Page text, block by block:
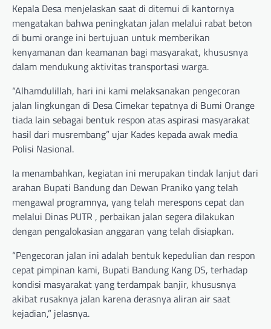
Kepala Desa menjelaskan saat di ditemui di kantornya
mengatakan bahwa peningkatan jalan melalui rabat beton
di bumi orange ini bertujuan untuk memberikan
kenyamanan dan keamanan bagi masyarakat, khususnya
dalam mendukung aktivitas transportasi warga.
“Alhamdulillah, hari ini kami melaksanakan pengecoran
jalan lingkungan di Desa Cimekar tepatnya di Bumi Orange
tiada lain sebagai bentuk respon atas aspirasi masyarakat
hasil dari musrembang” ujar Kades kepada awak media
Polisi Nasional.
Ia menambahkan, kegiatan ini merupakan tindak lanjut dari
arahan Bupati Bandung dan Dewan Praniko yang telah
mengawal programnya, yang telah merespons cepat dan
melalui Dinas PUTR , perbaikan jalan segera dilakukan
dengan pengalokasian anggaran yang telah disiapkan.
“Pengecoran jalan ini adalah bentuk kepedulian dan respon
cepat pimpinan kami, Bupati Bandung Kang DS, terhadap
kondisi masyarakat yang terdampak banjir, khususnya
akibat rusaknya jalan karena derasnya aliran air saat
kejadian,” jelasnya.